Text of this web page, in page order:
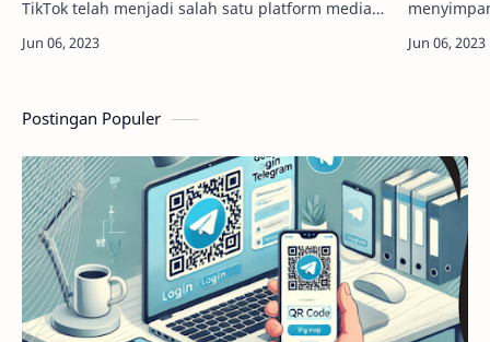
TikTok telah menjadi salah satu platform media
dapat berbagi video pendek dengan duni…
memba…
Postingan Populer